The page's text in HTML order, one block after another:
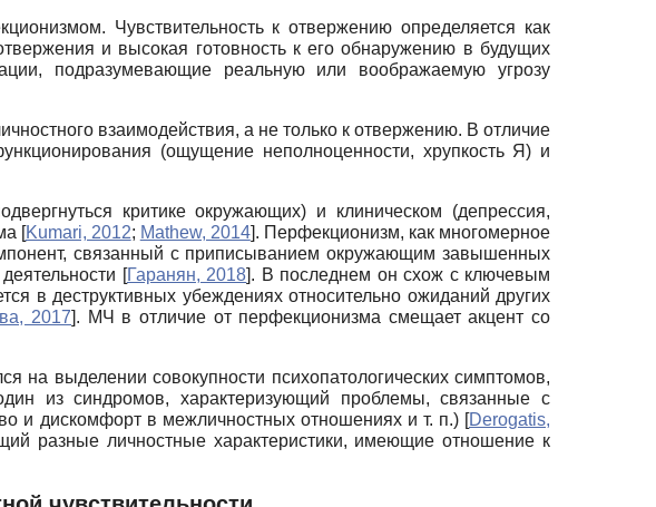
Чувствительность к отвержению определяется как
и высокая готовность к его обнаружению в будущих
подразумевающие реальную или воображаемую угрозу
взаимодействия, а не только к отвержению. В отличие
(ощущение неполноценности, хрупкость Я) и
критике окружающих) и клиническом (депрессия,
[Kumari, 2012; Mathew, 2014]. Перфекционизм, как многомерное
связанный с приписыванием окружающим завышенных
[Гаранян, 2018]. В последнем он схож с ключевым
в деструктивных убеждениях относительно ожиданий других
2017]. МЧ в отличие от перфекционизма смещает акцент со
на выделении совокупности психопатологических симптомов,
из синдромов, характеризующий проблемы, связанные с
и дискомфорт в межличностных отношениях и т. п.) [Derogatis,
разные личностные характеристики, имеющие отношение к